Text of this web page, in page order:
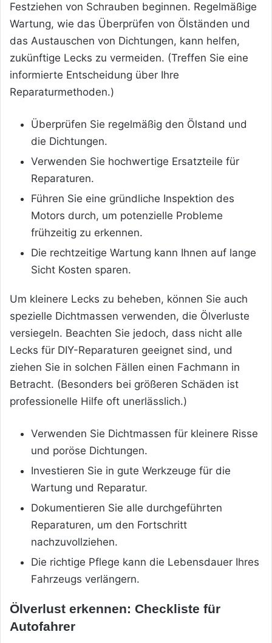
Festziehen von Schrauben beginnen. Regelmäßige
Wartung, wie das Überprüfen von Ölständen und
das Austauschen von Dichtungen, kann helfen,
zukünftige Lecks zu vermeiden. (Treffen Sie eine
informierte Entscheidung über Ihre
Reparaturmethoden.)
Überprüfen Sie regelmäßig den Ölstand und
die Dichtungen.
Verwenden Sie hochwertige Ersatzteile für
Reparaturen.
Führen Sie eine gründliche Inspektion des
Motors durch, um potenzielle Probleme
frühzeitig zu erkennen.
Die rechtzeitige Wartung kann Ihnen auf lange
Sicht Kosten sparen.
Um kleinere Lecks zu beheben, können Sie auch
spezielle Dichtmassen verwenden, die Ölverluste
versiegeln. Beachten Sie jedoch, dass nicht alle
Lecks für DIY-Reparaturen geeignet sind, und
ziehen Sie in solchen Fällen einen Fachmann in
Betracht. (Besonders bei größeren Schäden ist
professionelle Hilfe oft unerlässlich.)
Verwenden Sie Dichtmassen für kleinere Risse
und poröse Dichtungen.
Investieren Sie in gute Werkzeuge für die
Wartung und Reparatur.
Dokumentieren Sie alle durchgeführten
Reparaturen, um den Fortschritt
nachzuvollziehen.
Die richtige Pflege kann die Lebensdauer Ihres
Fahrzeugs verlängern.
Ölverlust erkennen: Checkliste für
Autofahrer